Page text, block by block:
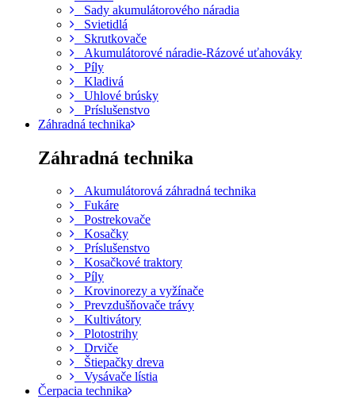
Sady akumulátorového náradia
Svietidlá
Skrutkovače
Akumulátorové náradie-Rázové uťahováky
Píly
Kladivá
Uhlové brúsky
Príslušenstvo
Záhradná technika
Záhradná technika
Akumulátorová záhradná technika
Fukáre
Postrekovače
Kosačky
Príslušenstvo
Kosačkové traktory
Píly
Krovinorezy a vyžínače
Prevzdušňovače trávy
Kultivátory
Plotostrihy
Drviče
Štiepačky dreva
Vysávače lístia
Čerpacia technika